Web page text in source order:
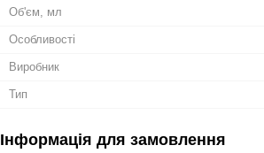
Об'єм, мл
Особливості
Виробник
Тип
Інформація для замовлення